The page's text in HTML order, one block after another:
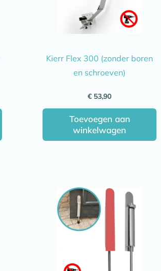
Kierr Flex 300 (zonder boren
en schroeven)
€ 53,90
Toevoegen aan
winkelwagen